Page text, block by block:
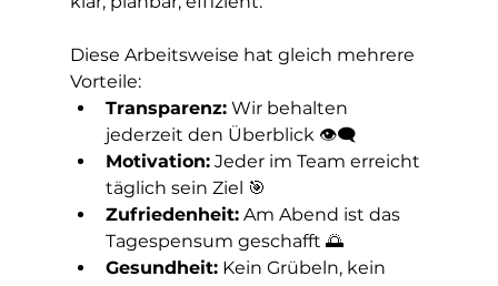
Diese Arbeitsweise hat gleich mehrere
Vorteile:
Transparenz: Wir behalten
jederzeit den Überblick 👁️‍🗨️
Motivation: Jeder im Team erreicht
täglich sein Ziel 🎯
Zufriedenheit: Am Abend ist das
Tagespensum geschafft 🌅
Gesundheit: Kein Grübeln, kein